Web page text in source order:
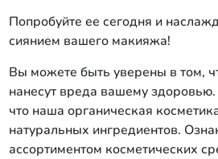
Попробуйте ее сегодня и
сиянием вашего макияжа!
Вы можете быть уверены в том,
нанесут вреда вашему
что наша органическая
натуральных ингредиентов.
ассортиментом косметических